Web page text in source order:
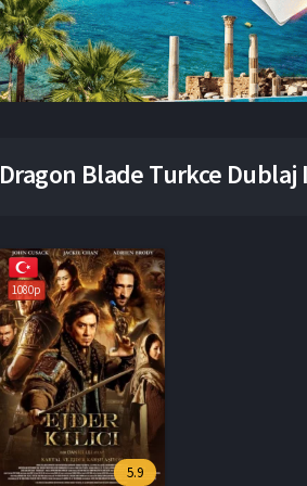
Dragon Blade Turkce Dublaj
1080p
5.9